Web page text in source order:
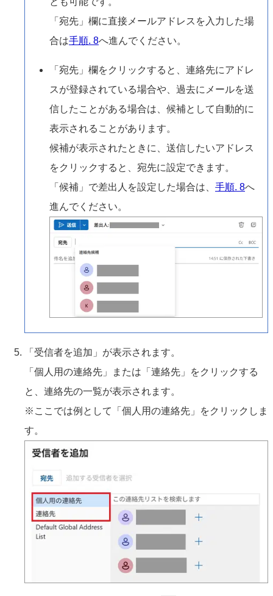
「宛先」欄に直接メールアドレスを入力した場
合は手順. 8へ進んでください。
「宛先」欄をクリックすると、連絡先にアドレ
スが登録されている場合や、過去にメールを送
信したことがある場合は、候補として自動的に
表示されることがあります。
候補が表示されたときに、送信したいアドレス
をクリックすると、宛先に設定できます。
「候補」で差出人を設定した場合は、 手順. 8へ
進んでください。
「受信者を追加」が表示されます。
「個人用の連絡先」または「連絡先」をクリックする
と、連絡先の一覧が表示されます。
※ここでは例として「個人用の連絡先」をクリックしま
す。